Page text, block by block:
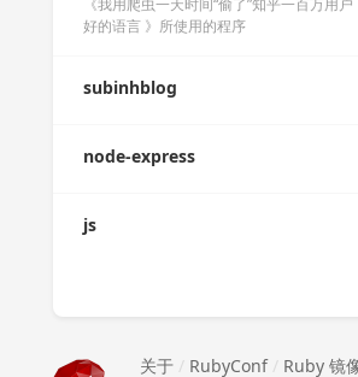
《我用爬虫一天时间“偷了”知乎一百万用
好的语言 》所使用的程序
subinhblog
node-express
js
关于 / RubyConf/ Ruby 镜